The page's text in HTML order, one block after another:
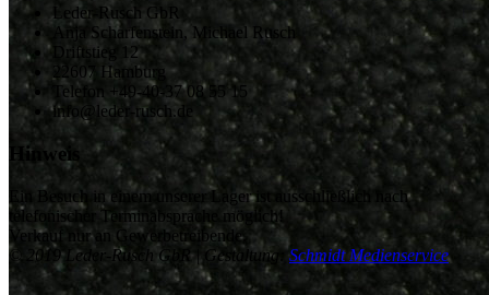
Leder-Rusch GbR
Anja Scharfenstein, Michael Rusch
Driftstieg 12
22607 Hamburg
Telefon +49-40-37 08 55 15
info@leder-rusch.de
Hinweis
Ein Besuch in einem unserer Lager ist ausschließlich nach
telefonischer Terminabsprache möglich!
Verkauf nur an Gewerbetreibende.
© 2019 Leder-Rusch GbR | Gestaltung:Schmidt Medienservice